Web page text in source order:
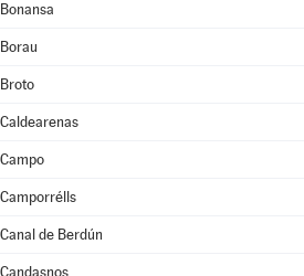
Bonansa
Borau
Broto
Caldearenas
Campo
Camporrélls
Canal de Berdún
Candasnos